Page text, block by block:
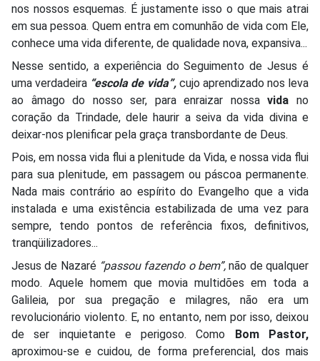
nos nossos esquemas. É justamente isso o que mais atrai
em sua pessoa. Quem entra em comunhão de vida com Ele,
conhece uma vida diferente, de qualidade nova, expansiva...
Nesse sentido, a experiência do Seguimento de Jesus é
uma verdadeira “escola de vida”,cujo aprendizado nos leva
ao âmago do nosso ser, para enraizar nossavida no
coração da Trindade, dele haurir a seiva da vida divina e
deixar-nos plenificar pela graça transbordante de Deus.
Pois, em nossa vida flui a plenitude da Vida, e nossa vida flui
para sua plenitude, em passagem ou páscoa permanente.
Nada mais contrário ao espírito do Evangelho que a vida
instalada e uma existência estabilizada de uma vez para
sempre, tendo pontos de referência fixos, definitivos,
tranqüilizadores...
Jesus de Nazaré “passou fazendo o bem”, não de qualquer
modo. Aquele homem que movia multidões em toda a
Galileia, por sua pregação e milagres, não era um
revolucionário violento. E, no entanto, nem por isso, deixou
de ser inquietante e perigoso. Como
Bom Pastor,
aproximou-se e cuidou, de forma preferencial, dos mais